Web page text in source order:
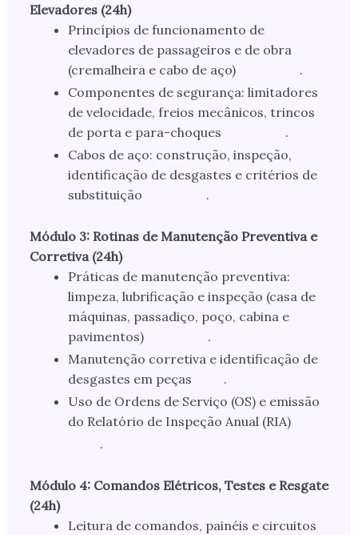
Elevadores (24h)
Princípios de funcionamento de
elevadores de passageiros e de obra
(cremalheira e cabo de aço)
.
Componentes de segurança: limitadores
de velocidade, freios mecânicos, trincos
de porta e para-choques
.
Cabos de aço: construção, inspeção,
identificação de desgastes e critérios de
substituição
.
Módulo 3: Rotinas de Manutenção Preventiva e
Corretiva (24h)
Práticas de manutenção preventiva:
limpeza, lubrificação e inspeção (casa de
máquinas, passadiço, poço, cabina e
pavimentos)
.
Manutenção corretiva e identificação de
desgastes em peças
.
Uso de Ordens de Serviço (OS) e emissão
do Relatório de Inspeção Anual (RIA)
.
Módulo 4: Comandos Elétricos, Testes e Resgate
(24h)
Leitura de comandos, painéis e circuitos